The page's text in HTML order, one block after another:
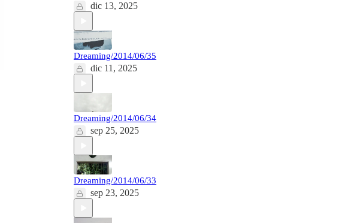
dic 13, 2025
Dreaming/2014/06/35
dic 11, 2025
Dreaming/2014/06/34
sep 25, 2025
Dreaming/2014/06/33
sep 23, 2025